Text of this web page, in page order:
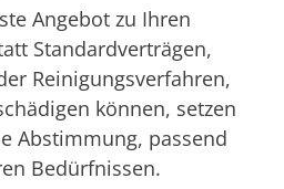
Angebot zu Ihren
Standardverträgen,
Reinigungsverfahren,
können, setzen
Abstimmung, passend
Bedürfnissen.